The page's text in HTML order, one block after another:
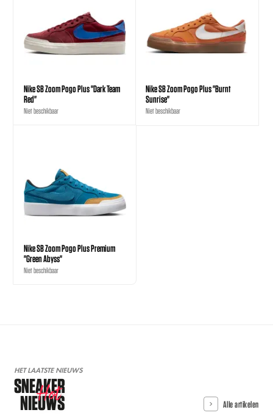
Nike SB Zoom Pogo Plus "Dark Team
Red"
Niet beschikbaar
Nike SB Zoom Pogo Plus "Burnt
Sunrise"
Niet beschikbaar
Nike SB Zoom Pogo Plus Premium
"Green Abyss"
Niet beschikbaar
HET LAATSTE NIEUWS
SNEAKER
NIEUWS
Hot Alle artikelen